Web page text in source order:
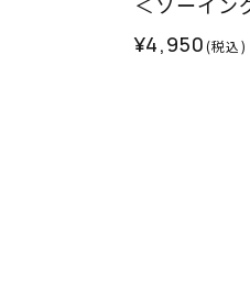
¥4,950(税込)